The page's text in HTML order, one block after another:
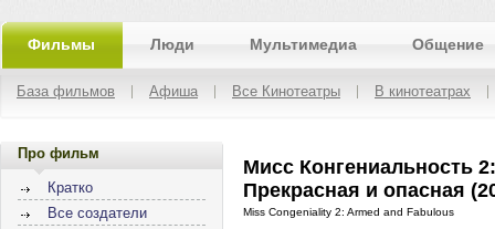
Фильмы Люди Мультимедиа Общение
База фильмов Афиша Все Кинотеатры В кинотеатрах
Про фильм
Кратко
Все создатели
Мисс Конгениальность 2:
Прекрасная и опасная
Miss Congeniality 2: Armed and Fabulous